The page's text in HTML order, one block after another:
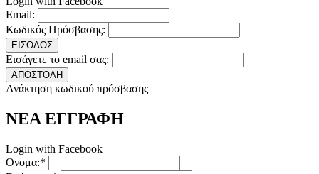
Email:
Κωδικός Πρόσβασης:
ΕΙΣΟΔΟΣ
Εισάγετε το email σας:
ΑΠΟΣΤΟΛΗ
Ανάκτηση κωδικού πρόσβασης
ΝΕΑ ΕΓΓΡΑΦΗ
Login with Facebook
Ονομα:*